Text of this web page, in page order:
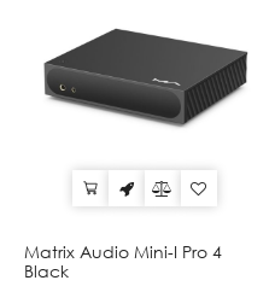
Matrix Audio Mini-I Pro 4
Black